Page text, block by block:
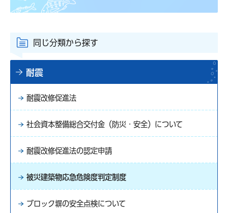
同じ分類から探す
耐震
耐震改修促進法
社会資本整備総合交付金（防災・安全）について
耐震改修促進法の認定申請
被災建築物応急危険度判定制度
ブロック塀の安全点検について